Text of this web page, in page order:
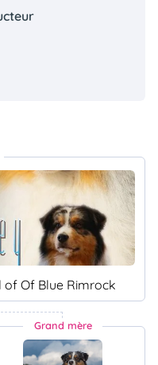
of Of Blue Rimrock
Grand mère